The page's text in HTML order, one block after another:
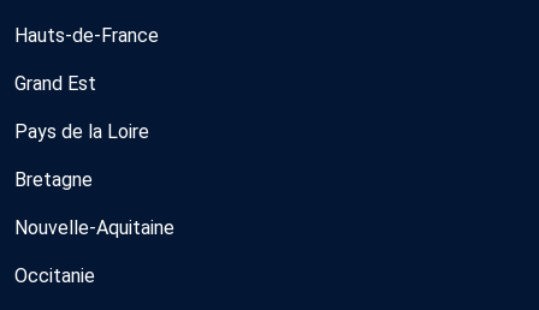
Hauts-de-France
Grand Est
Pays de la Loire
Bretagne
Nouvelle-Aquitaine
Occitanie